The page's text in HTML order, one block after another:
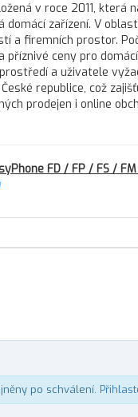
v roce 2011,
zařízení. V
a firemních prostor.
ceny pro
a uživatele
republice, což
prodejen i online
FD / FP / FS /
po schválení.